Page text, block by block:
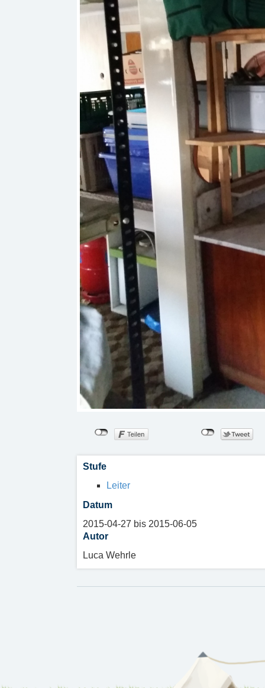
Stufe
Leiter
Datum
2015-04-27 bis 2015-06-05
Autor
Luca Wehrle